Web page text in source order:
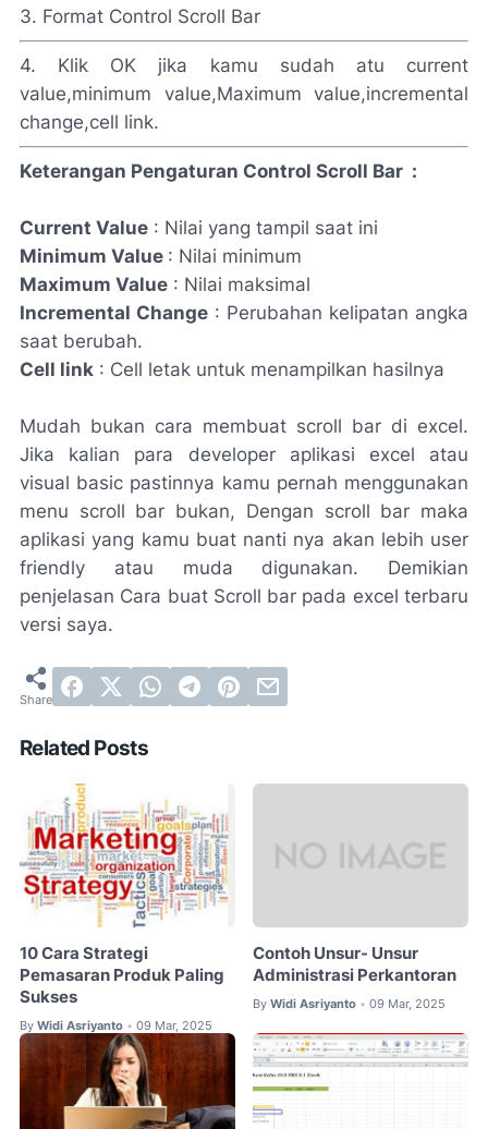
3. Format Control Scroll Bar
4. Klik OK jika kamu sudah atu current
value,minimum value,Maximum value,incremental
change,cell link.
Keterangan Pengaturan Control Scroll Bar :
Current Value : Nilai yang tampil saat ini
Minimum Value : Nilai minimum
Maximum Value : Nilai maksimal
Incremental Change : Perubahan kelipatan angka
saat berubah.
Cell link : Cell letak untuk menampilkan hasilnya
Mudah bukan cara membuat scroll bar di excel.
Jika kalian para developer aplikasi excel atau
visual basic pastinnya kamu pernah menggunakan
menu scroll bar bukan, Dengan scroll bar maka
aplikasi yang kamu buat nanti nya akan lebih user
friendly atau muda digunakan. Demikian
penjelasan Cara buat Scroll bar pada excel terbaru
versi saya.
Related Posts
10 Cara Strategi
Pemasaran Produk Paling
Sukses
By Widi Asriyanto • 09 Mar, 2025
Contoh Unsur- Unsur
Administrasi Perkantoran
By Widi Asriyanto • 09 Mar, 2025